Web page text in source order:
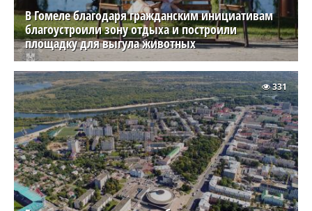
В Гомеле благодаря гражданским инициативам
благоустроили зону отдыха и построили
площадку для выгула животных
331